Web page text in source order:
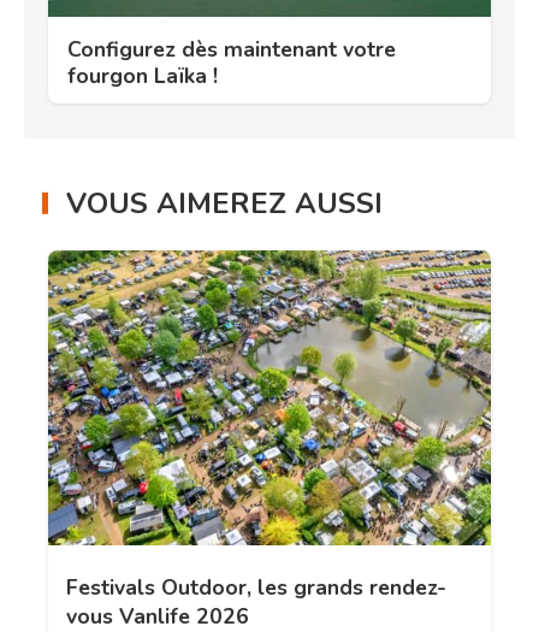
Configurez dès maintenant votre
fourgon Laïka !
VOUS AIMEREZ AUSSI
Festivals Outdoor, les grands rendez-
vous Vanlife 2026